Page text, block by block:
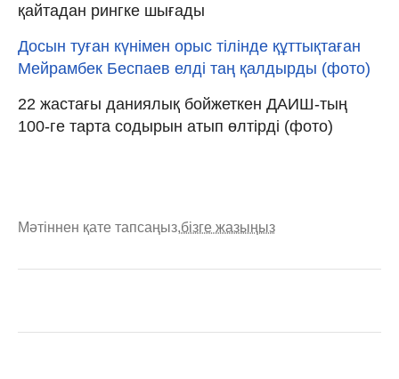
қайтадан рингке шығады
Досын туған күнімен орыс тілінде құттықтаған
Мейрамбек Беспаев елді таң қалдырды (фото)
22 жастағы даниялық бойжеткен ДАИШ-тың
100-ге тарта содырын атып өлтірді (фото)
Мәтіннен қате тапсаңыз,бізге жазыңыз